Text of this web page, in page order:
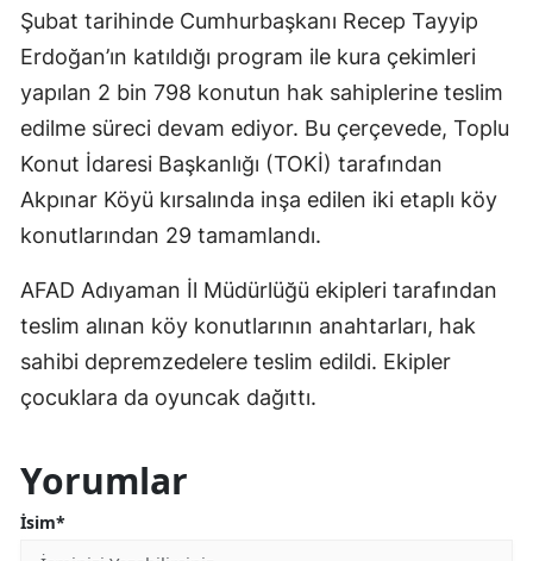
Şubat tarihinde Cumhurbaşkanı Recep Tayyip
Erdoğan’ın katıldığı program ile kura çekimleri
yapılan 2 bin 798 konutun hak sahiplerine teslim
edilme süreci devam ediyor. Bu çerçevede, Toplu
Konut İdaresi Başkanlığı (TOKİ) tarafından
Akpınar Köyü kırsalında inşa edilen iki etaplı köy
konutlarından 29 tamamlandı.
AFAD Adıyaman İl Müdürlüğü ekipleri tarafından
teslim alınan köy konutlarının anahtarları, hak
sahibi depremzedelere teslim edildi. Ekipler
çocuklara da oyuncak dağıttı.
Yorumlar
İsim*